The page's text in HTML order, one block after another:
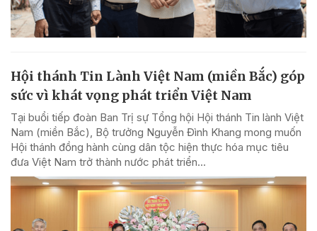
Hội thánh Tin Lành Việt Nam (miền Bắc) góp
sức vì khát vọng phát triển Việt Nam
Tại buổi tiếp đoàn Ban Trị sự Tổng hội Hội thánh Tin lành Việt
Nam (miền Bắc), Bộ trưởng Nguyễn Đình Khang mong muốn
Hội thánh đồng hành cùng dân tộc hiện thực hóa mục tiêu
đưa Việt Nam trở thành nước phát triển...